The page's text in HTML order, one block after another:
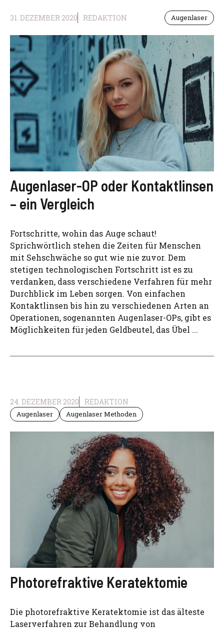
31. DEZEMBER 2020 REDAKTION Augenlaser
Augenlaser-OP oder Kontaktlinsen
– ein Vergleich
Fortschritte, wohin das Auge schaut!
Sprichwörtlich stehen die Zeiten für Menschen
mit Sehschwäche so gut wie nie zuvor. Dem
stetigen technologischen Fortschritt ist es zu
verdanken, dass verschiedene Verfahren für mehr
Durchblick im Leben sorgen. Von einfachen
Kontaktlinsen bis hin zu verschiedenen Arten an
Operationen, sogenannten Augenlaser-OPs, gibt es
Möglichkeiten für jeden Geldbeutel, das Übel ...
24. DEZEMBER 2020 REDAKTION
Augenlaser Augenlaser Methoden
Photorefraktive Keratektomie
Die photorefraktive Keratektomie ist das älteste
Laserverfahren zur Behandlung von